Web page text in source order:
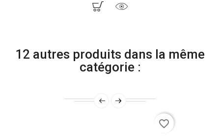
12 autres produits dans la même
catégorie :
favorite_border